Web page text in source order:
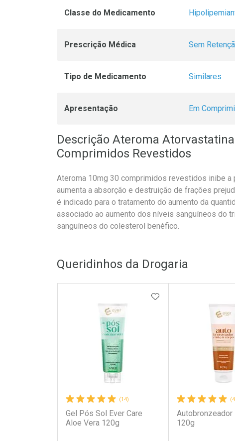
Classe do Medicamento
Prescrição Médica Sem
Tipo de Medicamento Similares
Apresentação Em
Descrição Ateroma
Comprimidos Revestidos
Ateroma 10mg 30 comprimidos revestidos inibe
aumenta a absorção e destruição de frações
é indicado para o tratamento do aumento da
associado ao aumento dos níveis sanguíneos do
sanguíneos do colesterol benéfico.
Queridinhos da Drogaria
(14)
Gel Pós Sol Ever Care
Aloe Vera 120g
ADICIONAR AOS
Autobronzeador
120g